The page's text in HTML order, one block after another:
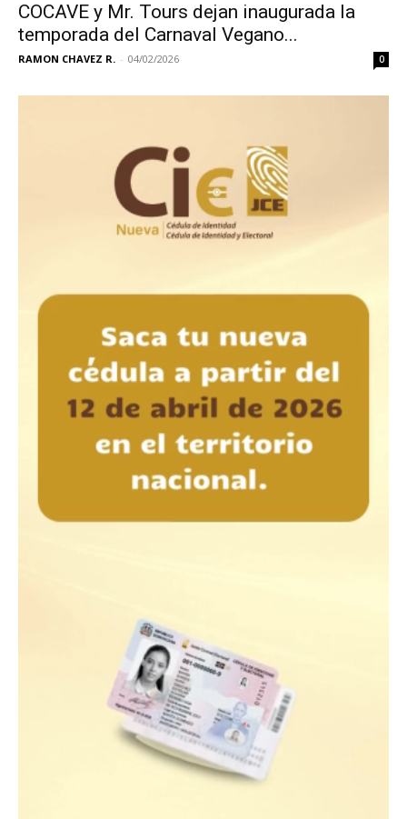
COCAVE y Mr. Tours dejan inaugurada la
temporada del Carnaval Vegano...
RAMON CHAVEZ R. - 04/02/2026 0